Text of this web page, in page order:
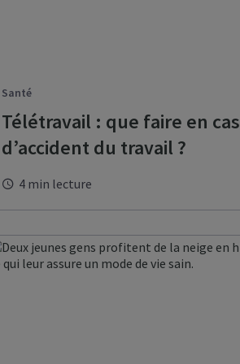
espace client
Santé
Télétravail : que faire en cas
d’accident du travail ?
4 min lecture